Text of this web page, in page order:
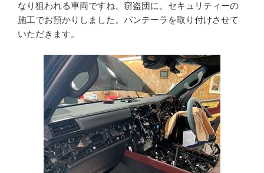
なり狙われる車両ですね、窃盗団に。セキュリティーの
施工でお預かりしました。パンテーラを取り付けさせて
いただきます。